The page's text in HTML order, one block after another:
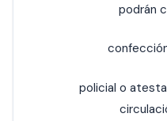
podrán
policial o